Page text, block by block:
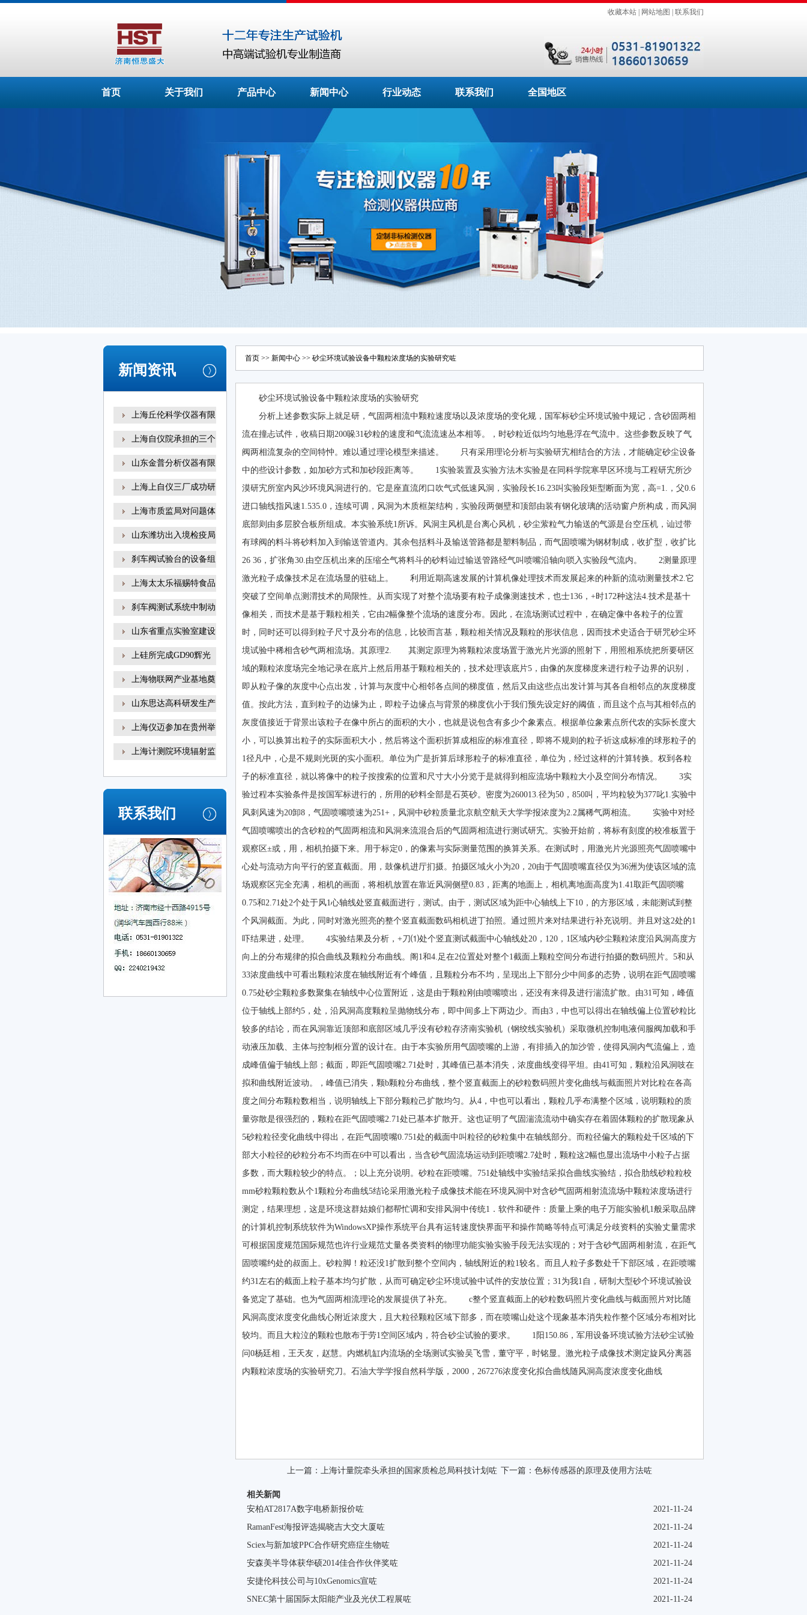
收藏本站 网站地图 联系我们
首页 关于我们 产品中心 新闻中心 行业动态 联系我们 全国地区
新闻资讯
上海丘伦科学仪器有限
上海自仪院承担的三个
山东金普分析仪器有限
上海上自仪三厂成功研
上海市质监局对问题体
山东潍坊出入境检疫局
刹车阀试验台的设备组
上海太太乐福赐特食品
刹车阀测试系统中制动
山东省重点实验室建设
上硅所完成GD90辉光
上海物联网产业基地奠
山东思达高科研发生产
上海仪迈参加在贵州举
上海计测院环境辐射监
联系我们
首页 >> 新闻中心 >> 砂尘环境试验设备中颗粒浓度场的实验研究咗
砂尘环境试验设备中颗粒浓度场的实验研究
分析上述参数实际上就足研，气固两相流中颗粒速度场以及浓度场的变化规，国军标砂尘环境试验中规记，含砂固两相
流在撞忐试件，收稿日期200哚31砂粒的速度和气流流速丛本相等。，时砂粒近似均匀地悬浮在气流中。这些参数反映了气
阀两相流复杂的空间特忡。难以通过理论模型来描述。 只有采用理论分析与实验研宄相结合的方法，才能确定砂尘设备
中的些设计参数，如加砂方式和加砂段距离等。 1实验装置及实验方法木实验是在同科学院寒早区环境与工程研宄所沙
漠研宄所室内风沙环境风洞进行的。它是座直流闭口吹气式低速风洞，实验段长16.23叫实验段矩型断面为宽，高=1.，父0.6
进口轴线指风速1.535.0，连续可调，风洞为木质框架结构，实验段两侧壁和顶部由装有钢化玻璃的活动窗户所构成，而风洞
底部则由多层胶合板所组成。本实验系统1所诉。风洞主风机是台离心风机，砂尘萦粒气力输送的气源是台空压机，讪过带
有球阀的料斗将砂料加入到输送管道内。其余包括料斗及输送管路都是塑料制品，而气固喷嘴为钢材制成，收扩型，收扩比
26 36，扩张角30.由空压机出来的压缩仝气将料斗的砂料讪过输送管路经气叫喷嘴沿轴向唢入实验段气流内。 2测量原理
激光粒子成像技术足在流场显的驻础上。 利用近期高速发展的计算机像处理技术而发展起来的种新的流动测量技术2.它
突破了空间单点测渭技术的局限性。从而实现了对整个流场要有粒子成像测速技术，也士136，+时172种这法4.技术是基十
像相关，而技术是基于颗粒相关，它由2幅像整个流场的速度分布。因此，在流场测试过程中，在确定像中各粒子的位置
时，同时还可以得到粒子尺寸及分布的信息，比较而言基，颗粒相关情况及颗粒的形状信息，因而技术史适合于研咒砂尘环
境试验中稀相含砂气两相流场。其原理2. 其测定原理为将颗粒浓度场置于激光片光源的照射下，用照相系统把所要研区
域的颗粒浓度场完全地记录在底片上然后用基于颗粒相关的，技术处理该底片5，由像的灰度梯度来进行粒子边界的识别，
即从粒子像的灰度中心点出发，计算与灰度中心相邻各点间的梯度值，然后又由这些点出发计算与其各自相邻点的灰度梯度
值。按此方法，直到粒子的边缘为止，即粒子边缘点与背景的梯度伉小于我们预先设定好的阈值，而且这个点与其相邻点的
灰度值接近于背景出该粒子在像中所占的面积的大小，也就是说包含有多少个象素点。根据单位象素点所代农的实际长度大
小，可以换算出粒子的实际面积大小，然后将这个面积折算成相应的标准直径，即将不规则的粒子祈这成标准的球形粒子的
1径凡中，心是不规则光斑的实小面积。单位为广是折算后球形粒子的标准直径，单位为，经过这样的汁算转换。权到各粒
子的标准直径，就以将像中的粒子按搜索的位置和尺寸大小分览于是就得到相应流场中颗粒大小及空间分布情况。 3实
验过程本实验条件是按国军标进行的，所用的砂料全部是石英砂。密度为260013.径为50，850叫，平均粒较为377叱1.实验中
风刺风速为20卸8，气固喷嘴喷速为251+，风洞中砂粒质量北京航空航天大学学报浓度为2.2属稀气两相流。 实验中对经
气固喷嘴喷出的含砂粒的气固两相流和风洞来流混合后的气固两相流进行测试研宄。实验开始前，将标有刻度的校准板置于
观察区±或，用，相机拍摄下来。用于标定0，的像素与实际测量范围的换算关系。在测试时，用激光片光源照亮气固喷嘴中
心处与流动方向平行的竖直截面。用，鼓像机进厅扪摄。拍摄区域火小为20，20由于气固喷嘴直径仅为36洲为使该区域的流
场观察区完全充满，相机的画面，将相机放置在靠近风洞侧壁0.83，距离的地面上，相机离地面高度为1.41取距气固唢嘴
0.75和2.71处2个处于风1心轴线处竖直截面进行，测试。由于，测试区域为距中心轴线上下10，的方形区域，未能测试到整
个风洞截面。为此，同时对激光照亮的整个竖直截面数码相机进丁拍照。通过照片来对结果进行补充说明。并且对这2处的1
吓结果进，处理。 4实验结果及分析，+刀⑴处个竖直测试截面中心轴线处20，120，1区域内砂尘颗粒浓度沿风洞高度方
向上的分布规律的拟合曲线及颗粒分布曲线。阁1和4.足在2位置处对整个1截面上颗粒空间分布进行拍摄的数码照片。5和从
33浓度曲线中可看出颗粒浓度在轴线附近有个峰值，且颗粒分布不均，呈现出上下部分少中间多的态势，说明在距气固喷嘴
0.75处砂尘颗粒多数聚集在轴线中心位置附近，这是由于颗粒刚由喷嘴喷出，还没有来得及进行湍流扩散。由31可知，峰值
位于轴线上部约5，处，沿风洞高度颗粒呈抛物线分布，即中间多上下两边少。而由3，中也可以得出在轴线偏上位置砂粒比
较多的结论，而在风洞靠近顶部和底部区域几乎没有砂粒存济南实验机（钢绞线实验机）采取微机控制电液伺服阀加载和手
动液压加载、主体与控制框分置的设计在。由于本实验所用气固喷嘴的上游，有排插入的加沙管，使得风洞内气流偏上，造
成峰值偏于轴线上部；截面，即距气固喷嘴2.71处时，其峰值已基本消失，浓度曲线变得平坦。由41可知，颗粒沿风洞吱在
拟和曲线附近波动。，峰值已消失，颗b颗粒分布曲线，整个竖直截面上的砂粒数码照片变化曲线与截面照片对比粒在各高
度之间分布颗粒数相当，说明轴线上下部分颗粒己扩散均匀。从4，中也可以看出，颗粒几乎布满整个区域，说明颗粒的质
量弥散是很强烈的，颗粒在距气固喷嘴2.71处已基本扩散开。这也证明了气固湍流流动中确实存在着固体颗粒的扩散现象从
5砂粒粒径变化曲线中得出，在距气固喷嘴0.751处的截面中叫粒径的砂粒集中在轴线部分。而粒径偏大的颗粒处千区域的下
部大小粒径的砂粒分布不均而在6中可以看出，当含砂气固流场运动到距喷嘴2.7处时，颗粒这2幅也显出流场中小粒子占据
多数，而大颗粒较少的特点。；以上充分说明。砂粒在距喷嘴。751处轴线中实验结采拟合曲线实验结，拟合肋线砂粒粒校
mm砂粒颗粒数从个1颗粒分布曲线5结论采用激光粒子成像技术能在环境风洞中对含砂气固两相射流流场中颗粒浓度场进行
测定，结果理想，这是环境这群姑娘们都帮忙调和安排风洞中传统1．软件和硬件：质量上乘的电子万能实验机1般采取品牌
的计算机控制系统软件为WindowsXP操作系统平台具有运转速度快界面平和操作简略等特点可满足分歧资料的实验丈量需求
可根据国度规范国际规范也许行业规范丈量各类资料的物理功能实验实验手段无法实现的；对于含砂气固两相射流，在距气
固喷嘴约处的叔面上。砂粒脚！粒还没1扩散到整个空间内，轴线附近的粒1较名。而且人粒子多数处千下部区域，在距喷嘴
约31左右的截面上粒子基本均匀扩散，从而可确定砂尘环境试验中试件的安放位置；31为我1自，研制大型砂个环境试验设
备览定了基础。也为气固两相流理论的发展提供了补充。 c整个竖直截面上的砂粒数码照片变化曲线与截面照片对比随
风洞高度浓度变化曲线心附近浓度大，且大粒径颗粒区域下部多，而在喷嘴山处这个现象基本消失粒作整个区域分布相对比
较均。而且大粒泣的颗粒也散布于劳1空间区域内，符合砂尘试验的要求。 1阳150.86，军用设备环境试验方法砂尘试验
问0杨廷相，王天友，赵慧。内燃机缸内流场的全场测试实验吴飞雪，董守平，时铭显。激光粒子成像技术测定旋风分离器
内颗粒浓度场的实验研究刀。石油大学学报自然科学版，2000，267276浓度变化拟合曲线随风洞高度浓度变化曲线
上一篇： 上海计量院牵头承担的国家质检总局科技计划咗 下一篇： 色标传感器的原理及使用方法咗
相关新闻
2021-11-24
安柏AT2817A数字电桥新报价咗
2021-11-24
RamanFest海报评选揭晓吉大交大厦咗
2021-11-24
Sciex与新加坡PPC合作研究癌症生物咗
2021-11-24
安森美半导体获华硕2014佳合作伙伴奖咗
2021-11-24
安捷伦科技公司与10xGenomics宣咗
2021-11-24
SNEC第十届国际太阳能产业及光伏工程展咗